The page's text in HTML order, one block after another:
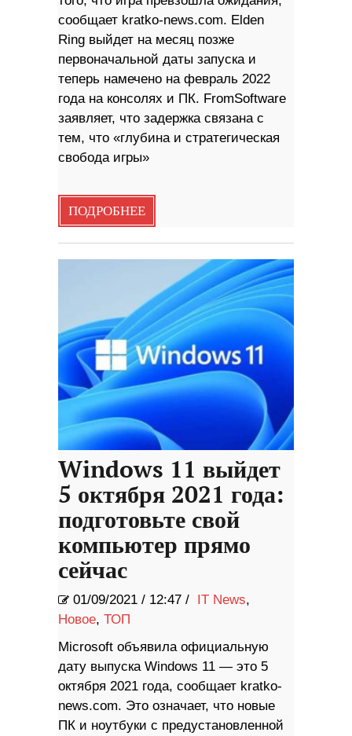
сообщает kratko-news.com. Elden
Ring выйдет на месяц позже
первоначальной даты запуска и
теперь намечено на февраль 2022
года на консолях и ПК. FromSoftware
заявляет, что задержка связана с
тем, что «глубина и стратегическая
свобода игры»
ПОДРОБНЕЕ
Windows 11 выйдет
5 октября 2021 года:
подготовьте свой
компьютер прямо
сейчас
01/09/2021 / 12:47 / IT News,
Новое, ТОП
Microsoft объявила официальную
дату выпуска Windows 11 — это 5
октября 2021 года, сообщает kratko-
news.com. Это означает, что новые
ПК и ноутбуки с предустановленной